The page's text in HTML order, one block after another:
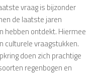
vraag is bijzonder
de laatste jaren
hebben ontdekt. Hiermee
culturele vraagstukken.
doen zich prachtige
regenbogen en